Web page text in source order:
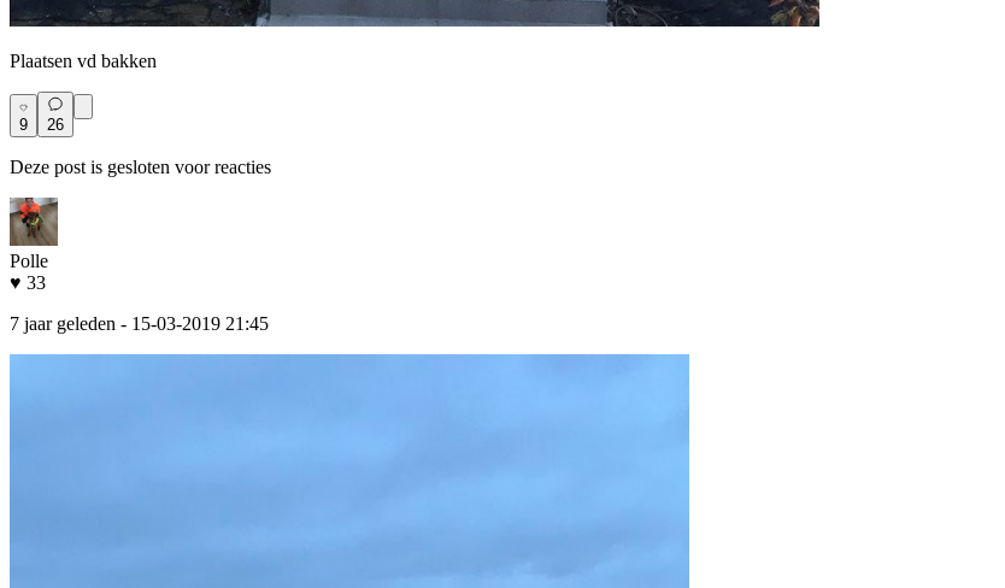
Plaatsen vd bakken
9 26
Deze post is gesloten voor reacties
Polle
♥ 33
7 jaar geleden - 15-03-2019 21:45